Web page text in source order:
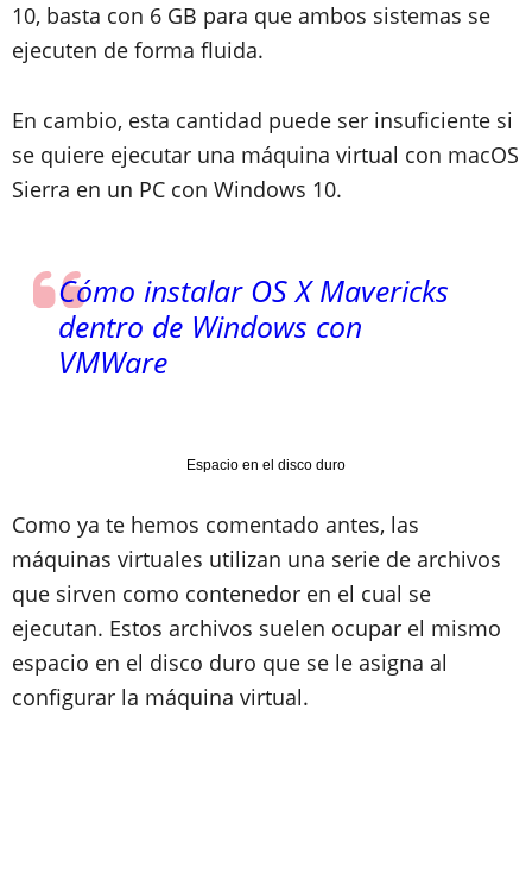
10, basta con 6 GB para que ambos sistemas se
ejecuten de forma fluida.
En cambio, esta cantidad puede ser insuficiente si
se quiere ejecutar una máquina virtual con macOS
Sierra en un PC con Windows 10.
Cómo instalar OS X Mavericks
dentro de Windows con
VMWare
Espacio en el disco duro
Como ya te hemos comentado antes, las
máquinas virtuales utilizan una serie de archivos
que sirven como contenedor en el cual se
ejecutan. Estos archivos suelen ocupar el mismo
espacio en el disco duro que se le asigna al
configurar la máquina virtual.